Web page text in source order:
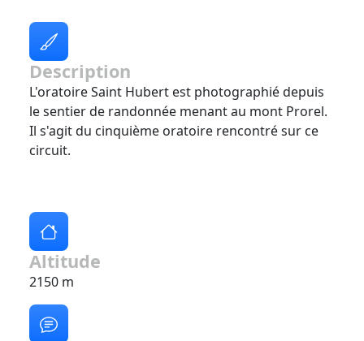
Description
L'oratoire Saint Hubert est photographié depuis
le sentier de randonnée menant au mont Prorel.
Il s'agit du cinquième oratoire rencontré sur ce
circuit.
Altitude
2150 m